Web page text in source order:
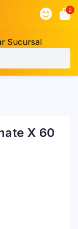
0
Sucursal
X 60